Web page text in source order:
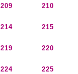
209 210
214 215
219 220
224 225